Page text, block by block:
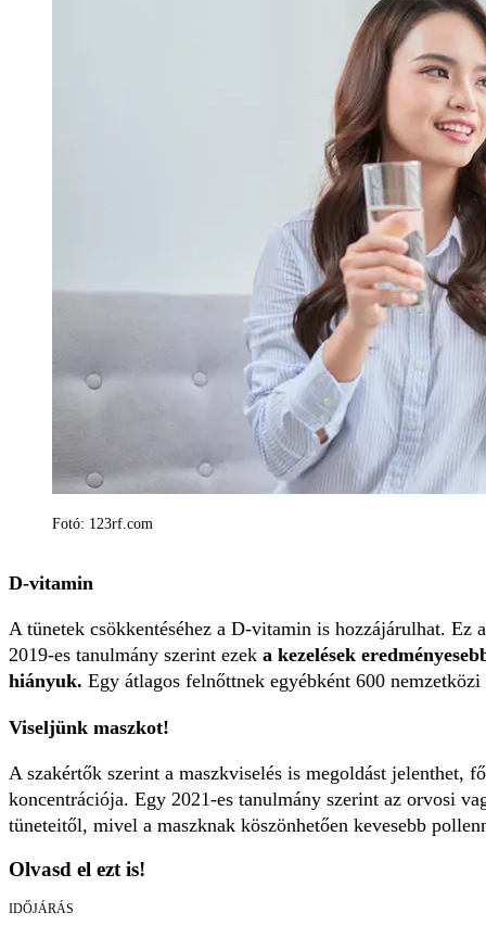
Fotó: 123rf.com
D-vitamin
A tünetek csökkentéséhez a D-vitamin is hozzájárulhat.
2019-es tanulmány szerint ezek a kezelések
hiányuk. Egy átlagos felnőttnek egyébként 600
Viseljünk maszkot!
A szakértők szerint a maszkviselés is megoldást jelenthet,
koncentrációja. Egy 2021-es tanulmány szerint az orvosi
tüneteitől, mivel a maszknak köszönhetően kevesebb
Olvasd el ezt is!
IDŐJÁRÁS